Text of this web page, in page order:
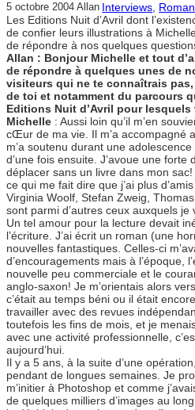
5 octobre 2004 Allan Interviews, Roman
Les Editions Nuit d’Avril dont
de confier leurs illustrations à
de répondre à nos quelques
Allan : Bonjour Michelle et tout
de répondre à quelques unes de
visiteurs qui ne te connaîtrais
de toi et notamment du parcours
Editions Nuit d’Avril pour
Michelle : Aussi loin qu’il m’en
cŒur de ma vie. Il m’a accompagné
m’a soutenu durant une
d’une fois ensuite. J’avoue une
déplacer sans un livre dans mon
ce qui me fait dire que j’ai plus
Virginia Woolf, Stefan Zweig,
sont parmi d’autres ceux auxquels
Un tel amour pour la lecture devait
l’écriture. J’ai écrit un roman (une
nouvelles fantastiques. Celles-ci
d’encouragements mais à l’époque,
nouvelle peu commerciale et le
anglo-saxon! Je m’orientais alors
c’était au temps béni ou il était
travailler avec des revues
toutefois les fins de mois, et je
avec une activité professionnelle,
aujourd’hui.
Il y a 5 ans, à la suite d’une
pendant de longues semaines. Je
m’initier à Photoshop et comme
de quelques milliers d’images au